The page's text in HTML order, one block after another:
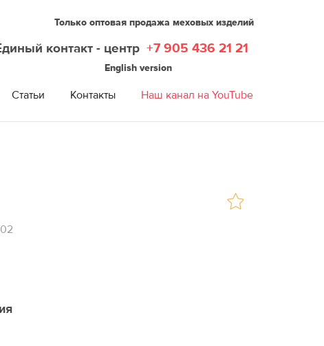
Только оптовая продажа меховых изделий
контакт - центр+7 905 436 21 21
English version
Статьи Контакты Наш канал на YouTube